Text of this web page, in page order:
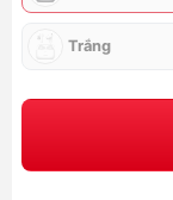
Trắng